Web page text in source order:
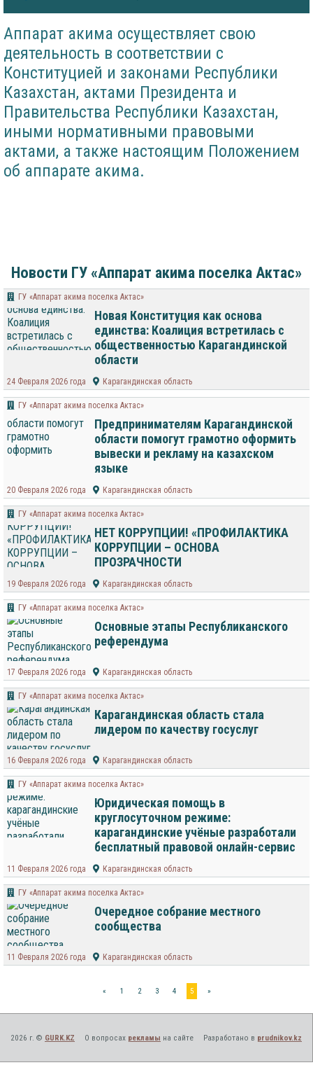
Аппарат акима осуществляет свою
деятельность в соответствии с
Конституцией и законами Республики
Казахстан, актами Президента и
Правительства Республики Казахстан,
иными нормативными правовыми
актами, а также настоящим Положением
об аппарате акима.
Новости ГУ «Аппарат акима поселка Актас»
ГУ «Аппарат акима поселка Актас»
Новая Конституция как основа
единства: Коалиция встретилась с
общественностью Карагандинской
области
24 Февраля 2026 года Карагандинская область
ГУ «Аппарат акима поселка Актас»
Предпринимателям Карагандинской
области помогут грамотно оформить
вывески и рекламу на казахском
языке
20 Февраля 2026 года Карагандинская область
ГУ «Аппарат акима поселка Актас»
НЕТ КОРРУПЦИИ! «ПРОФИЛАКТИКА
КОРРУПЦИИ – ОСНОВА
ПРОЗРАЧНОСТИ
19 Февраля 2026 года Карагандинская область
ГУ «Аппарат акима поселка Актас»
Основные этапы Республиканского
референдума
17 Февраля 2026 года Карагандинская область
ГУ «Аппарат акима поселка Актас»
Карагандинская область стала
лидером по качеству госуслуг
16 Февраля 2026 года Карагандинская область
ГУ «Аппарат акима поселка Актас»
Юридическая помощь в
круглосуточном режиме:
карагандинские учёные разработали
бесплатный правовой онлайн-сервис
11 Февраля 2026 года Карагандинская область
ГУ «Аппарат акима поселка Актас»
Очередное собрание местного
сообщества
11 Февраля 2026 года Карагандинская область
« 1 2 3 4 5 »
2026 г. © GURK.KZ О вопросах рекламы на сайте Разработано в prudnikov.kz